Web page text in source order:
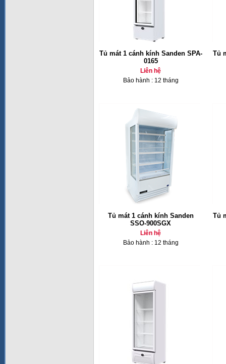
Tủ mát 1 cánh kính Sanden SPA-
0165
Liên hệ
Bảo hành : 12 tháng
Tủ
Tủ mát 1 cánh kính Sanden
SSO-900SGX
Liên hệ
Bảo hành : 12 tháng
Tủ